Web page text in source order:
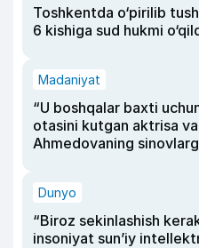
Toshkentda o‘pirilib
6 kishiga sud hukmi
Madaniyat
“U boshqalar baxti
otasini kutgan aktrisa
Ahmedovaning
Dunyo
“Biroz sekinlashish
insoniyat sun’iy